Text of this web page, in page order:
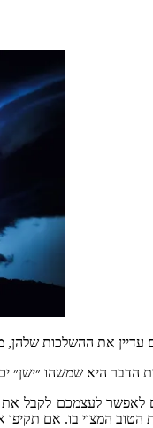
עדיין את ההשלכות שלהן,
הדבר היא שמשהו ״ישן״
לאפשר לעצמכם לקבל את
הטוב המצוי בו. אם תקיפו